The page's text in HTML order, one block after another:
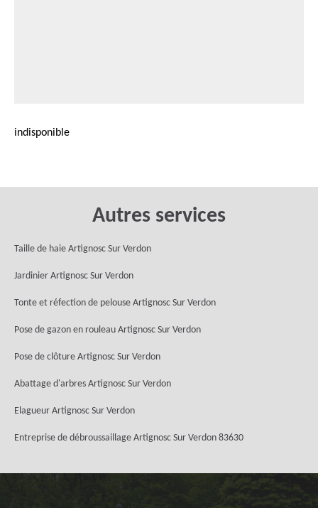
indisponible
Autres services
Taille de haie Artignosc Sur Verdon
Jardinier Artignosc Sur Verdon
Tonte et réfection de pelouse Artignosc Sur Verdon
Pose de gazon en rouleau Artignosc Sur Verdon
Pose de clôture Artignosc Sur Verdon
Abattage d'arbres Artignosc Sur Verdon
Elagueur Artignosc Sur Verdon
Entreprise de débroussaillage Artignosc Sur Verdon 83630